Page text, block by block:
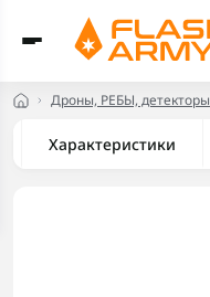
Дроны, РЕБЫ, детекторы
Характеристики